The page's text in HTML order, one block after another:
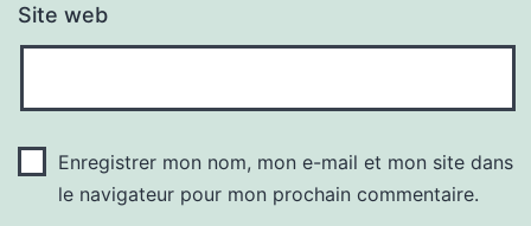
Site web
Enregistrer mon nom, mon e-mail et mon site dans
le navigateur pour mon prochain commentaire.